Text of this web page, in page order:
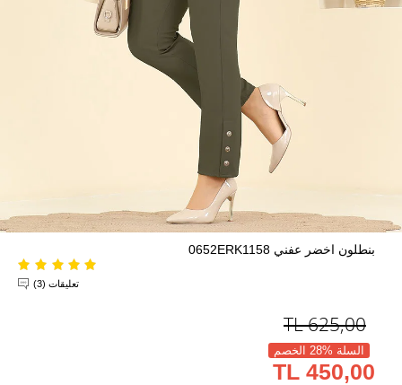
بنطلون اخضر عفني 0652ERK1158
تعليقات (3)
625,00
TL
السلة %28 الخصم
450,00 TL